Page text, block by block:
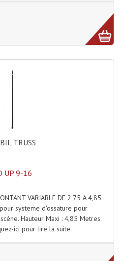
Contrôleurs & Consoles
Amplifiées
Lumière
À Facettes
TRUSS
UP 9-16
VARIABLE DE 2,75 A 4,85
systeme d'ossature pour
Hauteur Maxi : 4,85 Metres.
ici pour lire la suite...